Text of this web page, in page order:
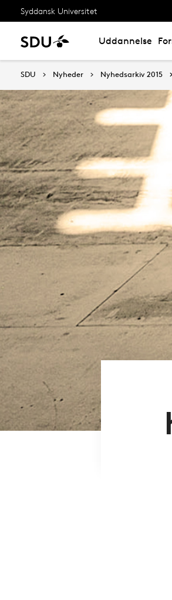
Syddansk Universitet
Uddannelse
SDU Nyheder Nyhedsarkiv 2015